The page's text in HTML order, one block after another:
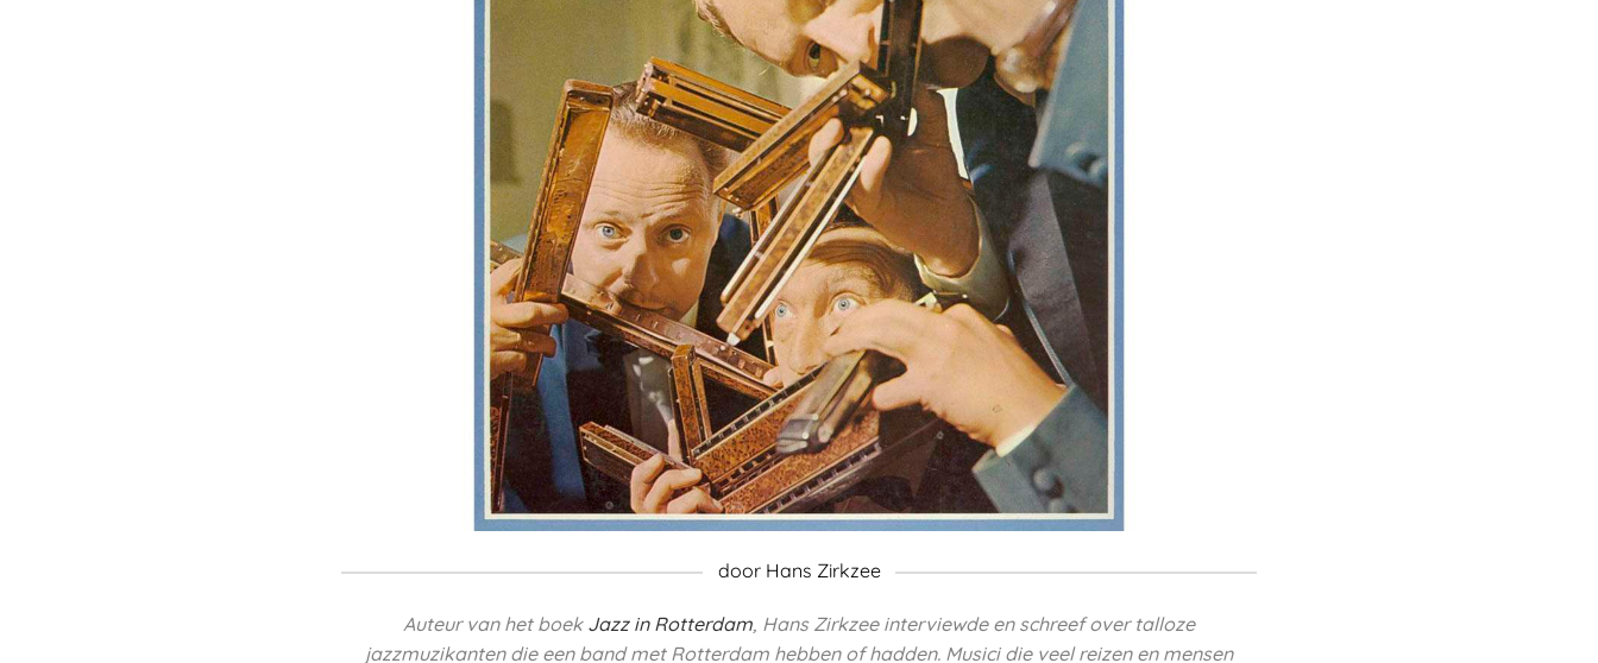
door Hans Zirkzee
Auteur van het boek Jazz in Rotterdam, Hans Zirkzee interviewde en schreef over talloze
jazzmuzikanten die een band met Rotterdam hebben of hadden. Musici die veel reizen en mensen